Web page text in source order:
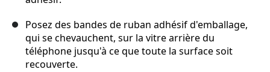
Posez des bandes de ruban adhésif d'emballage,
qui se chevauchent, sur la vitre arrière du
téléphone jusqu'à ce que toute la surface soit
recouverte.